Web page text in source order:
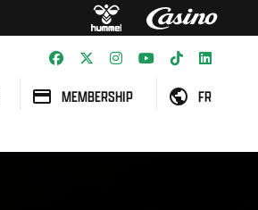
MEMBERSHIP FR